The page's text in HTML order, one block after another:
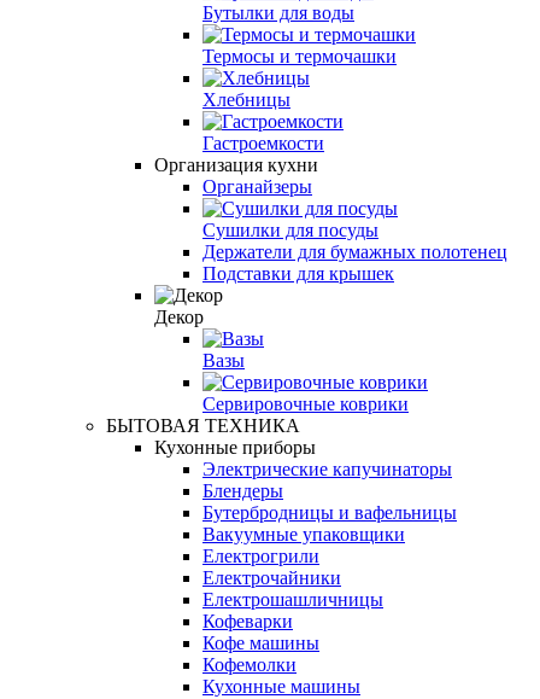
Бутылки для воды
Термосы и термочашки
Хлебницы
Гастроемкости
Организация кухни
Органайзеры
Сушилки для посуды
Держатели для бумажных полотенец
Подставки для крышек
Декор
Вазы
Сервировочные коврики
БЫТОВАЯ ТЕХНИКА
Кухонные приборы
Электрические капучинаторы
Блендеры
Бутербродницы и вафельницы
Вакуумные упаковщики
Електрогрили
Електрочайники
Електрошашличницы
Кофеварки
Кофе машины
Кофемолки
Кухонные машины